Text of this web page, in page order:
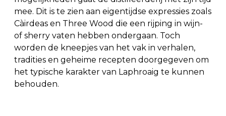
mee. Dit is te zien aan eigentijdse expressies zoals
Càirdeas en Three Wood die een rijping in wijn-
of sherry vaten hebben ondergaan. Toch
worden de kneepjes van het vak in verhalen,
tradities en geheime recepten doorgegeven om
het typische karakter van Laphroaig te kunnen
behouden.